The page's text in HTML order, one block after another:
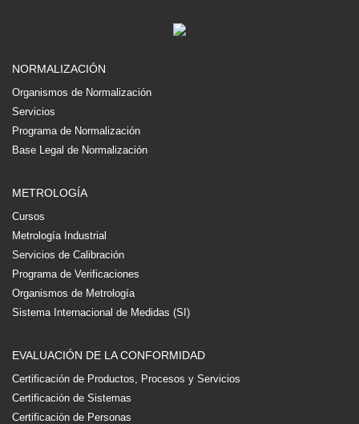
NORMALIZACIÓN
Organismos de Normalización
Servicios
Programa de Normalización
Base Legal de Normalización
METROLOGÍA
Cursos
Metrología Industrial
Servicios de Calibración
Programa de Verificaciones
Organismos de Metrología
Sistema Internacional de Medidas (SI)
EVALUACIÓN DE LA CONFORMIDAD
Certificación de Productos, Procesos y Servicios
Certificación de Sistemas
Certificación de Personas